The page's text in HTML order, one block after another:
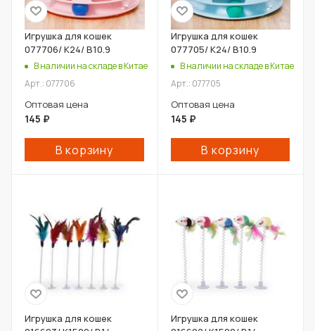
Игрушка для кошек
077706/ К24/ В10.9
В наличии на складе в Китае
Арт.: 077706
Оптовая цена
145 ₽
В корзину
Игрушка для кошек
077705/ К24/ В10.9
В наличии на складе в Китае
Арт.: 077705
Оптовая цена
145 ₽
В корзину
Игрушка для кошек
Игрушка для кошек